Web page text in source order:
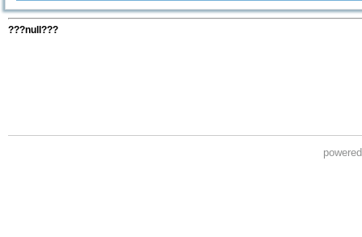
???null???